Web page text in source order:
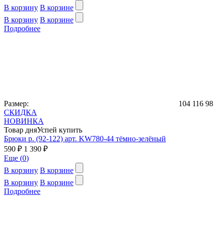
В корзину В корзине
В корзину В корзине
Подробнее
Размер: 104 116 98
СКИДКА
НОВИНКА
Товар дняУспей купить
Брюки р. (92-122) арт. KW780-44 тёмно-зелёный
590 ₽ 1 390 ₽
Еще (0)
В корзину В корзине
В корзину В корзине
Подробнее